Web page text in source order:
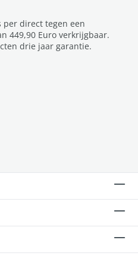
per direct tegen een
449,90 Euro verkrijgbaar.
drie jaar garantie.